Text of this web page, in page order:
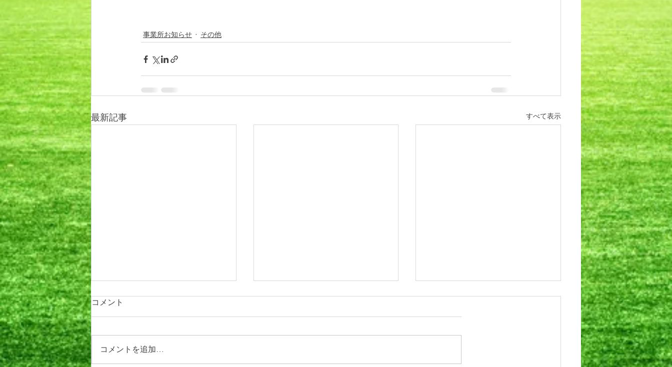
事業所お知らせ その他
最新記事 すべて表示
コメント
コメントを追加…